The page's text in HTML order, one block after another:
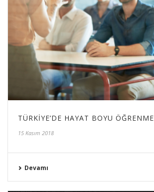
TÜRKIYE’DE HAYAT BOYU ÖĞRENME
15 Kasım 2018
Devamı